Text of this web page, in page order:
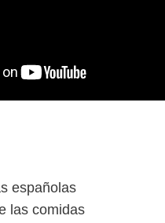
españolas
las comidas